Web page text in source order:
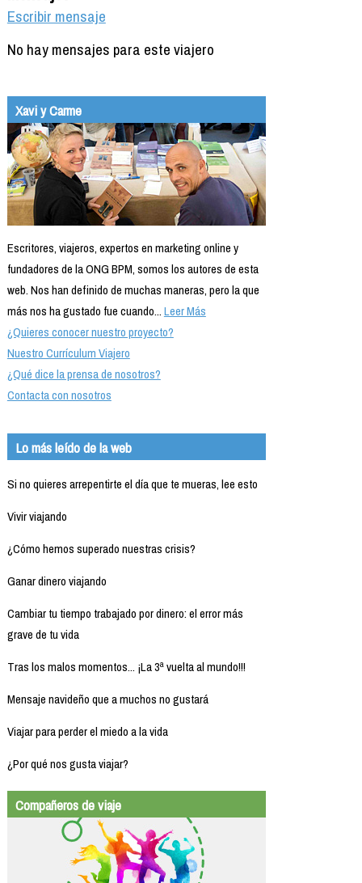
Escribir mensaje
No hay mensajes para este viajero
Xavi y Carme
Escritores, viajeros, expertos en marketing online y
fundadores de la ONG BPM, somos los autores de esta
web. Nos han definido de muchas maneras, pero la que
más nos ha gustado fue cuando...Leer Más
¿Quieres conocer nuestro proyecto?
Nuestro Currículum Viajero
¿Qué dice la prensa de nosotros?
Contacta con nosotros
Lo más leído de la web
Si no quieres arrepentirte el día que te mueras, lee esto
Vivir viajando
¿Cómo hemos superado nuestras crisis?
Ganar dinero viajando
Cambiar tu tiempo trabajado por dinero: el error más
grave de tu vida
Tras los malos momentos... ¡La 3ª vuelta al mundo!!!
Mensaje navideño que a muchos no gustará
Viajar para perder el miedo a la vida
¿Por qué nos gusta viajar?
Compañeros de viaje